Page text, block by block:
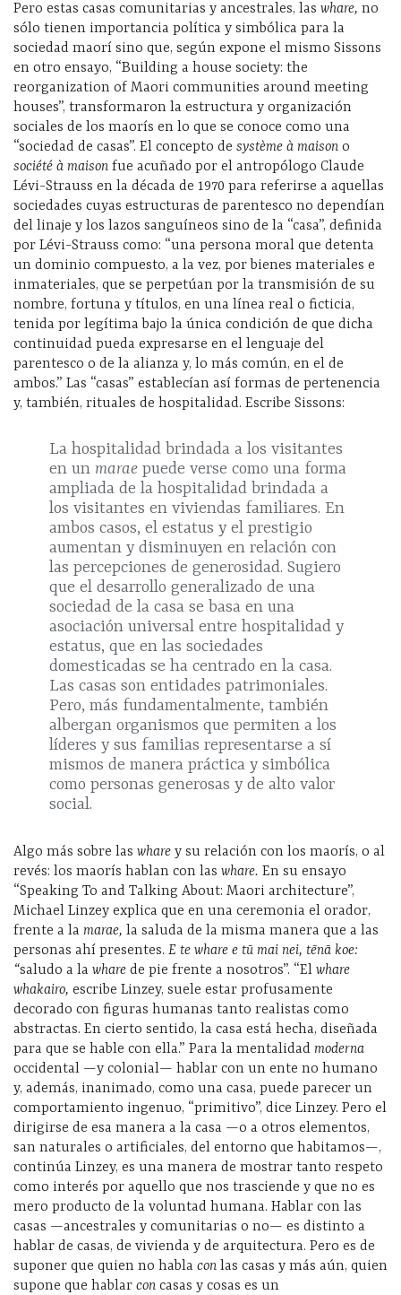
Pero estas casas comunitarias y ancestrales, las whare, no
sólo tienen importancia política y simbólica para la
sociedad maorí sino que, según expone el mismo Sissons
en otro ensayo, “Building a house society: the
reorganization of Maori communities around meeting
houses”, transformaron la estructura y organización
sociales de los maorís en lo que se conoce como una
“sociedad de casas”. El concepto de système à maison o
société à maison fue acuñado por el antropólogo Claude
Lévi-Strauss en la década de 1970 para referirse a aquellas
sociedades cuyas estructuras de parentesco no dependían
del linaje y los lazos sanguíneos sino de la “casa”, definida
por Lévi-Strauss como: “una persona moral que detenta
un dominio compuesto, a la vez, por bienes materiales e
inmateriales, que se perpetúan por la transmisión de su
nombre, fortuna y títulos, en una línea real o ficticia,
tenida por legítima bajo la única condición de que dicha
continuidad pueda expresarse en el lenguaje del
parentesco o de la alianza y, lo más común, en el de
ambos.” Las “casas” establecían así formas de pertenencia
y, también, rituales de hospitalidad. Escribe Sissons:
La hospitalidad brindada a los visitantes
en un marae puede verse como una forma
ampliada de la hospitalidad brindada a
los visitantes en viviendas familiares. En
ambos casos, el estatus y el prestigio
aumentan y disminuyen en relación con
las percepciones de generosidad. Sugiero
que el desarrollo generalizado de una
sociedad de la casa se basa en una
asociación universal entre hospitalidad y
estatus, que en las sociedades
domesticadas se ha centrado en la casa.
Las casas son entidades patrimoniales.
Pero, más fundamentalmente, también
albergan organismos que permiten a los
líderes y sus familias representarse a sí
mismos de manera práctica y simbólica
como personas generosas y de alto valor
social.
Algo más sobre las whare y su relación con los maorís, o al
revés: los maorís hablan con las whare. En su ensayo
“Speaking To and Talking About: Maori architecture”,
Michael Linzey explica que en una ceremonia el orador,
frente a la marae, la saluda de la misma manera que a las
personas ahí presentes. E te whare e tū mai nei, tēnā koe:
“saludo a la whare de pie frente a nosotros”. “El whare
whakairo, escribe Linzey, suele estar profusamente
decorado con figuras humanas tanto realistas como
abstractas. En cierto sentido, la casa está hecha, diseñada
para que se hable con ella.” Para la mentalidad moderna
occidental —y colonial— hablar con un ente no humano
y, además, inanimado, como una casa, puede parecer un
comportamiento ingenuo, “primitivo”, dice Linzey. Pero el
dirigirse de esa manera a la casa —o a otros elementos,
san naturales o artificiales, del entorno que habitamos—,
continúa Linzey, es una manera de mostrar tanto respeto
como interés por aquello que nos trasciende y que no es
mero producto de la voluntad humana. Hablar con las
casas —ancestrales y comunitarias o no— es distinto a
hablar de casas, de vivienda y de arquitectura. Pero es de
suponer que quien no habla con las casas y más aún, quien
supone que hablar con casas y cosas es un